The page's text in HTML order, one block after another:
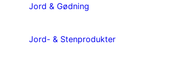
Jord & Gødning
Jord- & Stenprodukter